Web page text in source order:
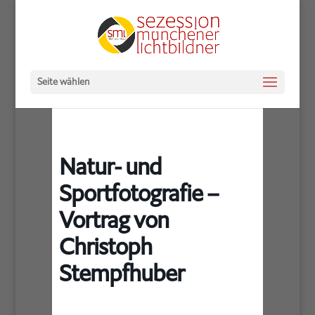
Seite wählen
Natur- und
Sportfotografie –
Vortrag von
Christoph
Stempfhuber